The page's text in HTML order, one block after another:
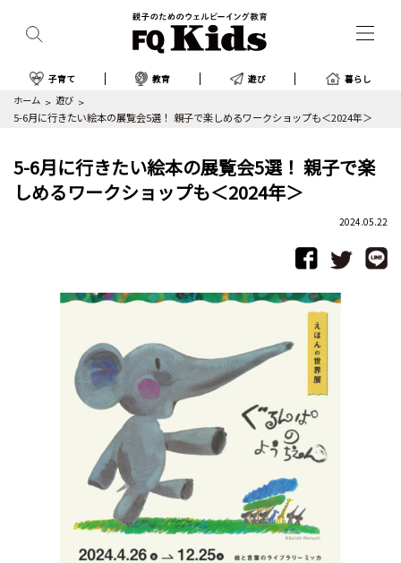
子育て 教育 遊び 暮らし
ホーム 遊び
5-6月に行きたい絵本の展覧会5選！ 親子で楽しめるワークショップも＜2024年＞
5-6月に行きたい絵本の展覧会5選！ 親子で楽
しめるワークショップも＜2024年＞
2024.05.22